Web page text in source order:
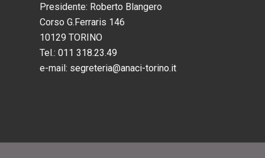
Presidente: Roberto Blangero
Corso G.Ferraris 146
10129 TORINO
Tel.: 011 318.23.49
e-mail: segreteria@anaci-torino.it